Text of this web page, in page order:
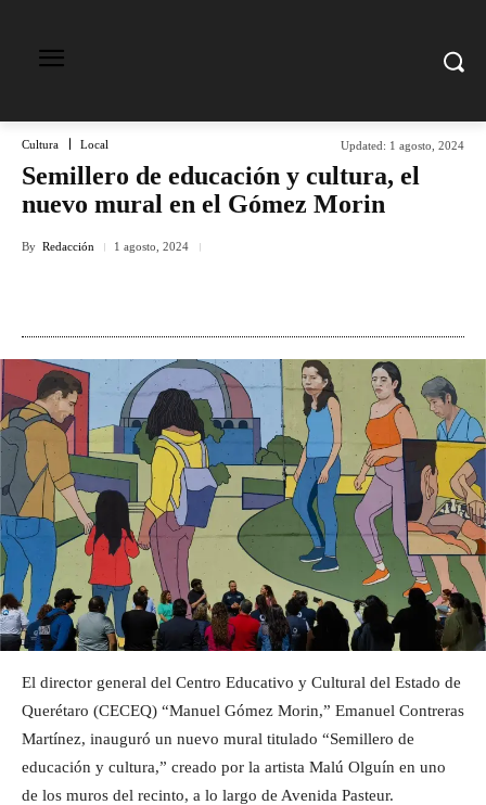
Cultura Local Updated: 1 agosto, 2024
Semillero de educación y cultura, el
nuevo mural en el Gómez Morin
By Redacción 1 agosto, 2024
El director general del Centro Educativo y Cultural del Estado de
Querétaro (CECEQ) “Manuel Gómez Morin,” Emanuel Contreras
Martínez, inauguró un nuevo mural titulado “Semillero de
educación y cultura,” creado por la artista Malú Olguín en uno
de los muros del recinto, a lo largo de Avenida Pasteur.